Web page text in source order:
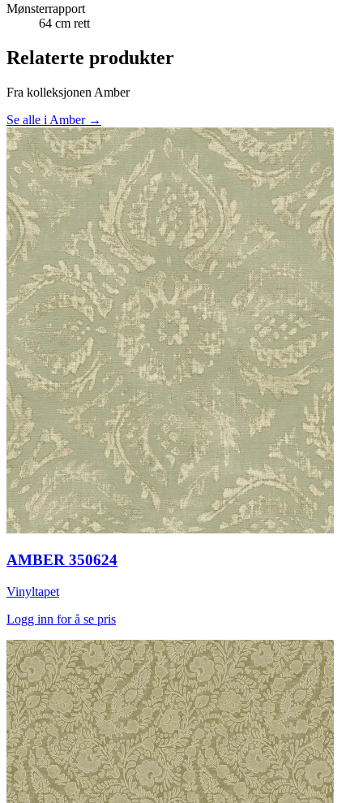
Mønsterrapport
64 cm rett
Relaterte produkter
Fra kolleksjonen Amber
Se alle i Amber →
AMBER 350624
Vinyltapet
Logg inn for å se pris